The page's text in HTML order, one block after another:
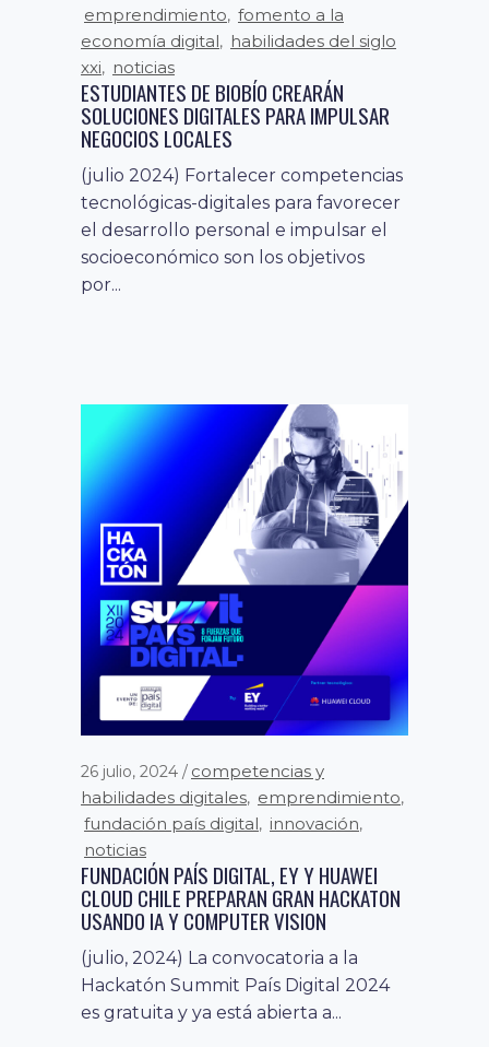
emprendimiento, fomento a la
economía digital, habilidades del siglo
xxi, noticias
ESTUDIANTES DE BIOBÍO CREARÁN
SOLUCIONES DIGITALES PARA IMPULSAR
NEGOCIOS LOCALES
(julio 2024) Fortalecer competencias
tecnológicas-digitales para favorecer
el desarrollo personal e impulsar el
socioeconómico son los objetivos
por...
26 julio, 2024
competencias y
habilidades digitales, emprendimiento,
fundación país digital, innovación,
noticias
FUNDACIÓN PAÍS DIGITAL, EY Y HUAWEI
CLOUD CHILE PREPARAN GRAN HACKATON
USANDO IA Y COMPUTER VISION
(julio, 2024) La convocatoria a la
Hackatón Summit País Digital 2024
es gratuita y ya está abierta a...